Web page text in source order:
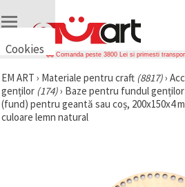
Cookies
vrem să vă
oferim
câteva
cookie -uri.
Cu toate
Comanda peste 3800 Lei si primesti
EM ART › Materiale pentru craft (8817)›
genților (174)› Baze pentru fundul genților
(fund) pentru geantă sau coș, 200x150x4
culoare lemn natural